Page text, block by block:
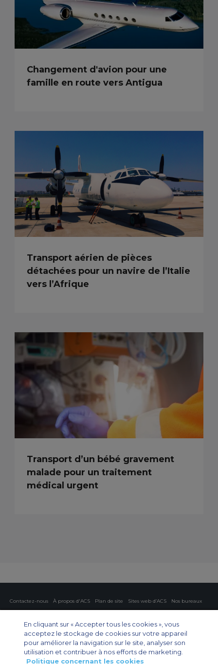
Changement d'avion pour une
famille en route vers Antigua
Transport aérien de pièces
détachées pour un navire de l’Italie
vers l’Afrique
Transport d’un bébé gravement
malade pour un traitement
médical urgent
Contactez-nous À propos d'ACS Plan de site Sites web d’ACS
Nos bureaux
Paramètres des cookies
Affrètement privé
Affrètement commercial
Affrètement cargo
Guide des avions
Private Charter App
En cliquant sur « Accepter tous les cookies », vous
acceptez le stockage de cookies sur votre appareil
pour améliorer la navigation sur le site, analyser son
utilisation et contribuer à nos efforts de marketing.
Politique concernant les cookies